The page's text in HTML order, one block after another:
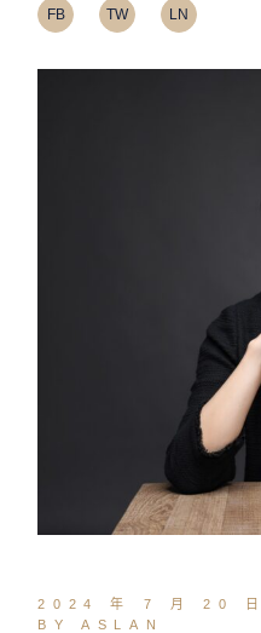
FB TW LN
2024 年 7 月 20 日
BY ASLAN